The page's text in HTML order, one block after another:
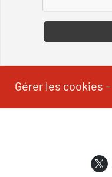
Gérer les cookies -